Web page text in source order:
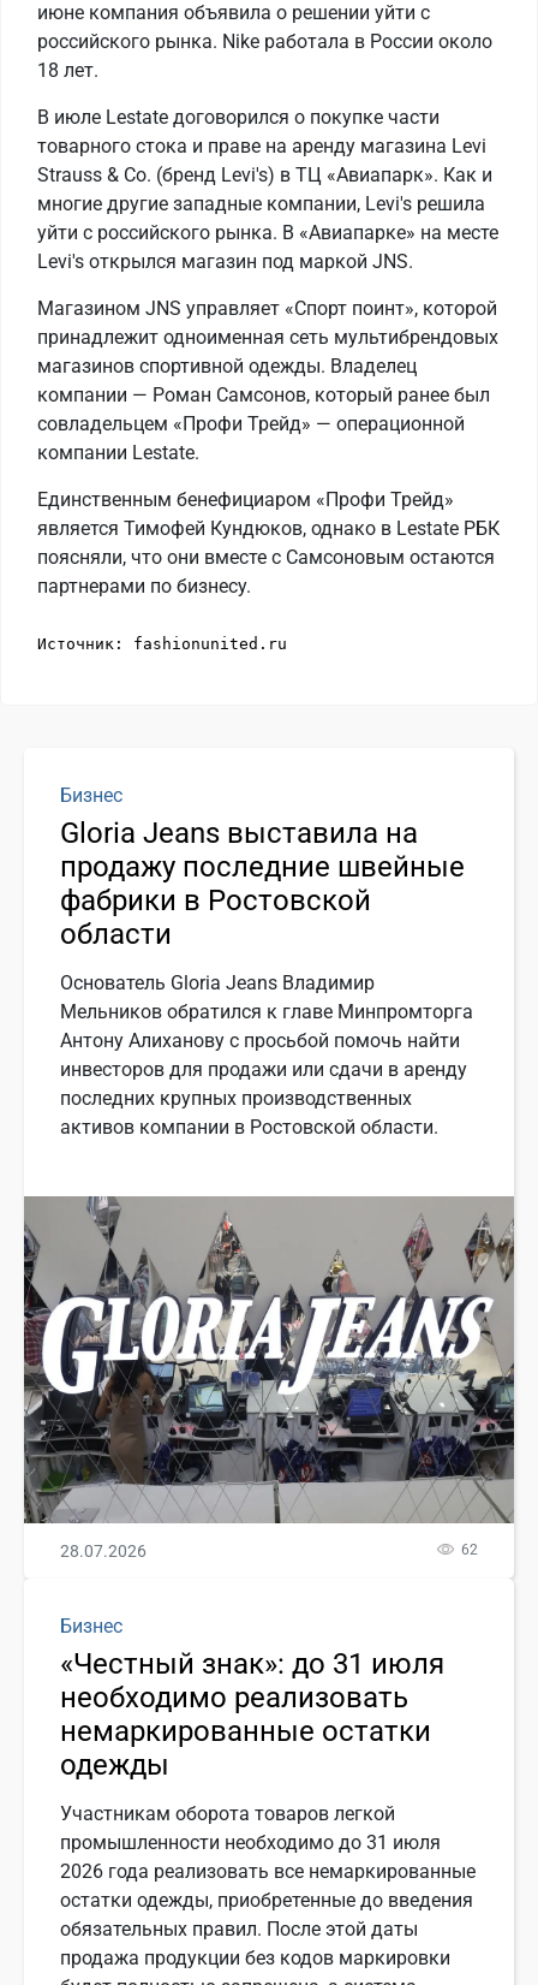
июне компания объявила о решении уйти с
российского рынка. Nike работала в России около
18 лет.
В июле Lestate договорился о покупке части
товарного стока и праве на аренду магазина Levi
Strauss & Co. (бренд Levi's) в ТЦ «Авиапарк». Как и
многие другие западные компании, Levi's решила
уйти с российского рынка. В «Авиапарке» на месте
Levi's открылся магазин под маркой JNS.
Магазином JNS управляет «Спорт поинт», которой
принадлежит одноименная сеть мультибрендовых
магазинов спортивной одежды. Владелец
компании — Роман Самсонов, который ранее был
совладельцем «Профи Трейд» — операционной
компании Lestate.
Единственным бенефициаром «Профи Трейд»
является Тимофей Кундюков, однако в Lestate РБК
поясняли, что они вместе с Самсоновым остаются
партнерами по бизнесу.
Источник: fashionunited.ru
Бизнес
Gloria Jeans выставила на
продажу последние швейные
фабрики в Ростовской
области
Основатель Gloria Jeans Владимир
Мельников обратился к главе Минпромторга
Антону Алиханову с просьбой помочь найти
инвесторов для продажи или сдачи в аренду
последних крупных производственных
активов компании в Ростовской области.
28.07.2026 62
Бизнес
«Честный знак»: до 31 июля
необходимо реализовать
немаркированные остатки
одежды
Участникам оборота товаров легкой
промышленности необходимо до 31 июля
2026 года реализовать все немаркированные
остатки одежды, приобретенные до введения
обязательных правил. После этой даты
продажа продукции без кодов маркировки